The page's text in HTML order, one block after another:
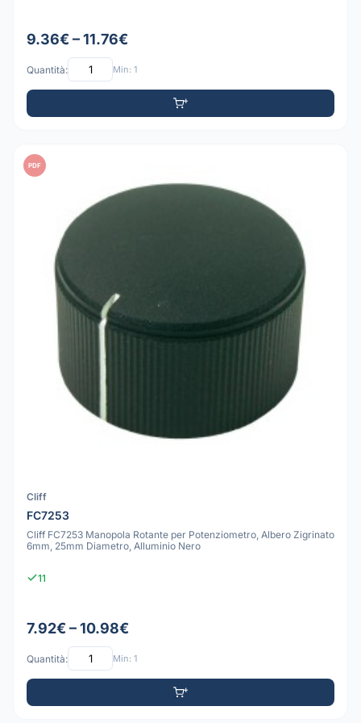
9.36€ – 11.76€
Quantità: Min: 1
PDF
Cliff
FC7253
Cliff FC7253 Manopola Rotante per Potenziometro, Albero Zigrinato
6mm, 25mm Diametro, Alluminio Nero
11
7.92€ – 10.98€
Quantità: Min: 1